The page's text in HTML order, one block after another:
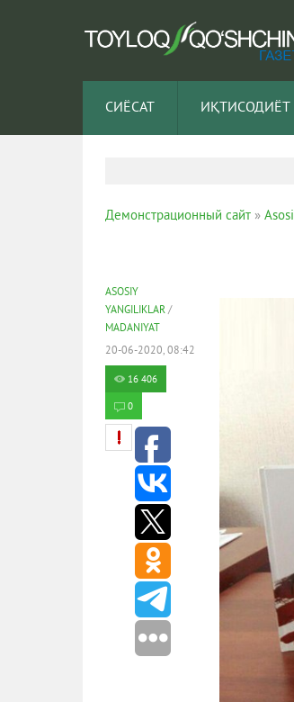
СИЁСАТ ИҚТИСОДИЁТ
Демонстрационный сайт »
ASOSIY
YANGILIKLAR/
MADANIYAT
20-06-2020, 08:42
16 406
0